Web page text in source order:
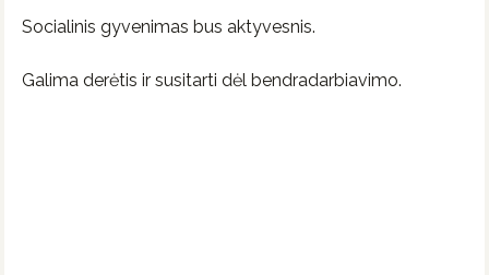
Socialinis gyvenimas bus aktyvesnis.
Galima derėtis ir susitarti dėl bendradarbiavimo.